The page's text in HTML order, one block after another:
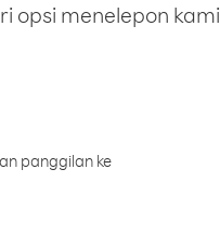
opsi menelepon kami
panggilan ke